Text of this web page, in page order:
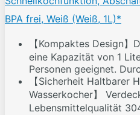
BPA frei, Weiß (Weiß, 1L)*
【Kompaktes Design
eine Kapazität von 1
Personen geeignet.
【Sicherheit Haltbarer
Wasserkocher】
Lebensmittelqualität